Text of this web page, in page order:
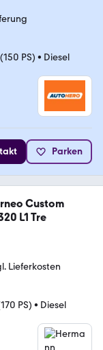
PS) • Diesel
Parken
Custom
L1 Tre
Lieferkosten
PS) • Diesel